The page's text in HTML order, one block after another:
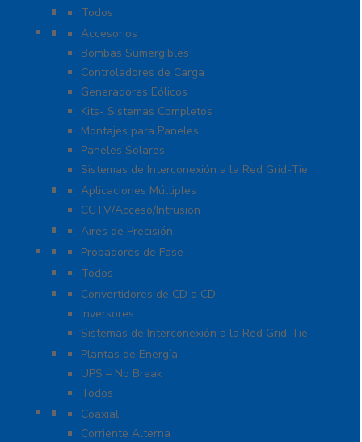
Lámparas de Emergencia
Todos
Energía Solar y Eólica
Accesorios
Bombas Sumergibles
Controladores de Carga
Generadores Eólicos
Kits- Sistemas Completos
Montajes para Paneles
Paneles Solares
Sistemas de Interconexión a la Red Grid-Tie
Fuentes de Poder
Aplicaciones Múltiples
CCTV/Acceso/Intrusion
Sistemas de Enfriamiento
Aires de Precisión
Herramientas
Probadores de Fase
Iluminación LED
Todos
Inversores y Convertidores
Convertidores de CD a CD
Inversores
Sistemas de Interconexión a la Red Grid-Tie
UPS / Respaldo
Plantas de Energía
UPS – No Break
Todos
Protección contra Descargas
Coaxial
Corriente Alterna